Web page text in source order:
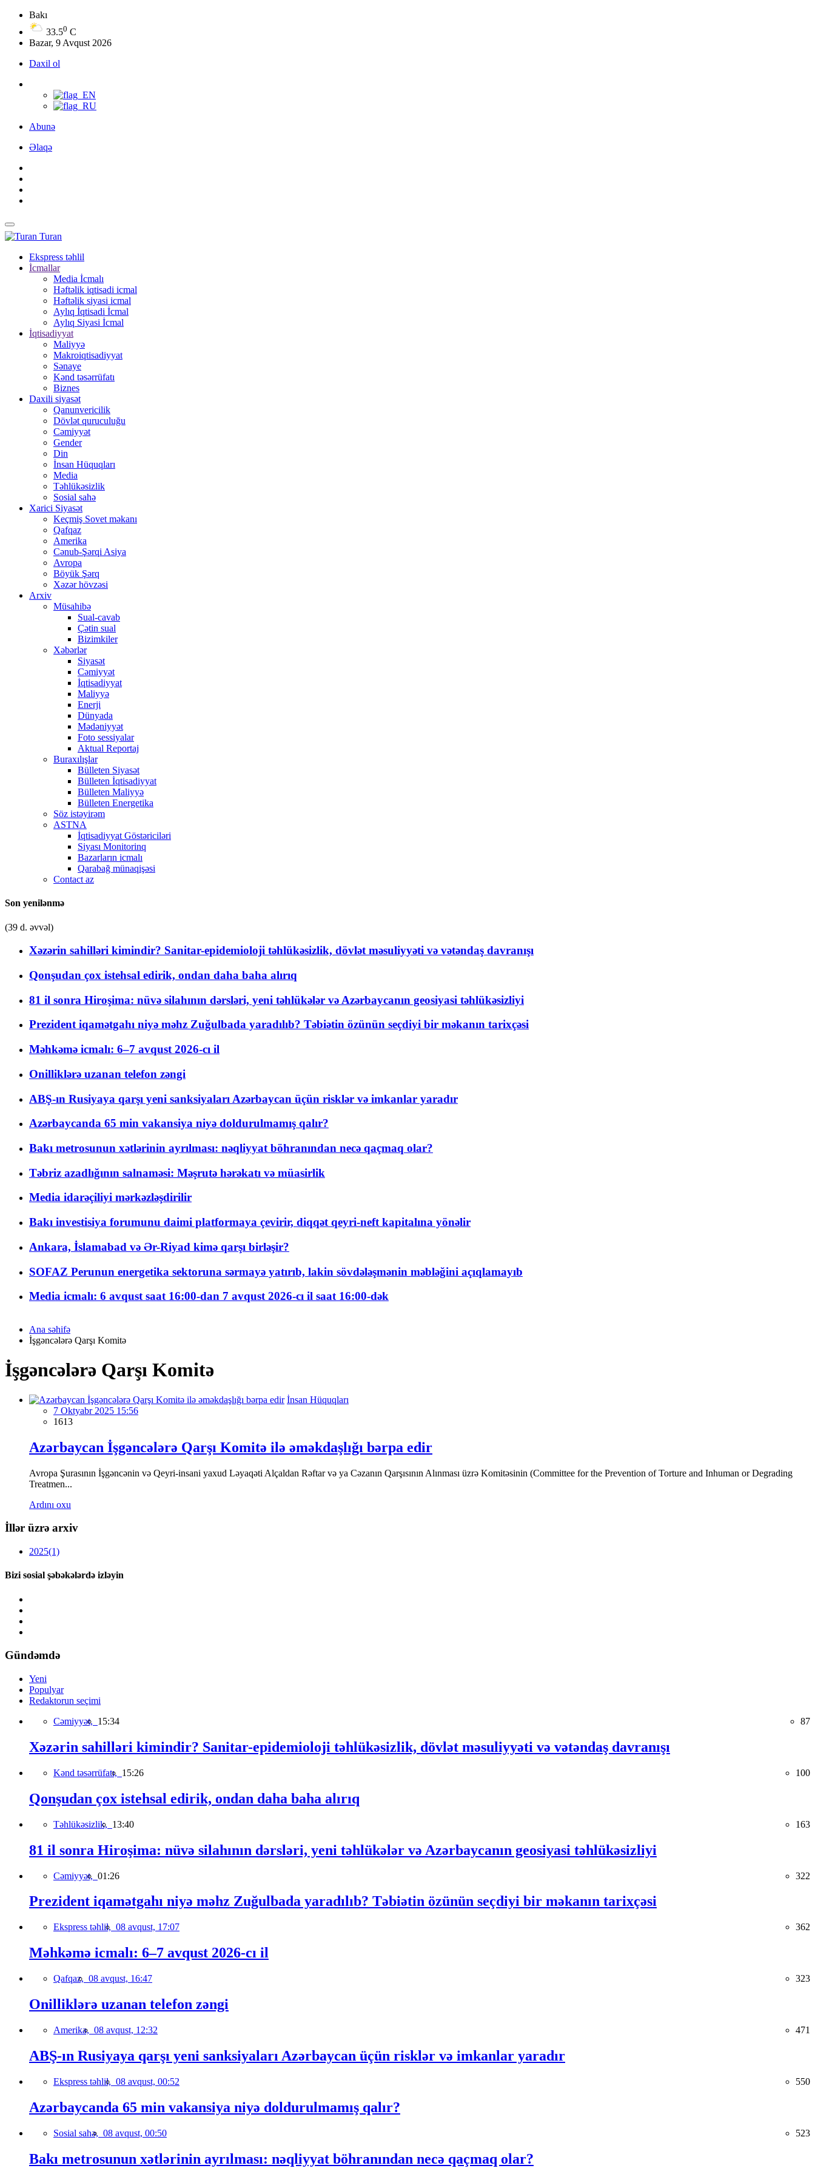
Bakı
33.50 C
Bazar, 9 Avqust 2026
Daxil ol
Abunə
Əlaqə
Turan
Ekspress təhlil
İcmallar
Media İcmalı
Həftəlik iqtisadi icmal
Həftəlik siyasi icmal
Aylıq İqtisadi İcmal
Aylıq Siyasi İcmal
İqtisadiyyat
Maliyyə
Makroiqtisadiyyat
Sənaye
Kənd təsərrüfatı
Biznes
Daxili siyasət
Qanunvericilik
Dövlət quruculuğu
Cəmiyyət
Gender
Din
İnsan Hüquqları
Media
Təhlükəsizlik
Sosial sahə
Xarici Siyasət
Keçmiş Sovet məkanı
Qafqaz
Amerika
Cənub-Şərqi Asiya
Avropa
Böyük Şərq
Xəzər hövzəsi
Arxiv
Müsahibə
Sual-cavab
Çətin sual
Bizimkiler
Xəbərlər
Siyasət
Cəmiyyət
İqtisadiyyat
Maliyyə
Enerji
Dünyada
Mədəniyyət
Foto sessiyalar
Aktual Reportaj
Buraxılışlar
Bülleten Siyasət
Bülleten İqtisadiyyat
Bülleten Maliyyə
Bülleten Energetika
Söz istəyirəm
ASTNA
İqtisadiyyat Göstəriciləri
Siyası Monitorinq
Bazarların icmalı
Qarabağ münaqişəsi
Contact az
Son yenilənmə
(39 d. əvvəl)
Xəzərin sahilləri kimindir? Sanitar-epidemioloji təhlükəsizlik, dövlət məsuliyyəti və vətəndaş davranışı
Qonşudan çox istehsal edirik, ondan daha baha alırıq
81 il sonra Hiroşima: nüvə silahının dərsləri, yeni təhlükələr və Azərbaycanın geosiyasi təhlükəsizliyi
Prezident iqamətgahı niyə məhz Zuğulbada yaradılıb? Təbiətin özünün seçdiyi bir məkanın tarixçəsi
Məhkəmə icmalı: 6–7 avqust 2026-cı il
Onilliklərə uzanan telefon zəngi
ABŞ-ın Rusiyaya qarşı yeni sanksiyaları Azərbaycan üçün risklər və imkanlar yaradır
Azərbaycanda 65 min vakansiya niyə doldurulmamış qalır?
Bakı metrosunun xətlərinin ayrılması: nəqliyyat böhranından necə qaçmaq olar?
Təbriz azadlığının salnaməsi: Məşrutə hərəkatı və müasirlik
Media idarəçiliyi mərkəzləşdirilir
Bakı investisiya forumunu daimi platformaya çevirir, diqqət qeyri-neft kapitalına yönəlir
Ankara, İslamabad və Ər-Riyad kimə qarşı birləşir?
SOFAZ Perunun energetika sektoruna sərmayə yatırıb, lakin sövdələşmənin məbləğini açıqlamayıb
Media icmalı: 6 avqust saat 16:00-dan 7 avqust 2026-cı il saat 16:00-dək
Ana səhifə
İşgəncələrə Qarşı Komitə
İşgəncələrə Qarşı Komitə
İnsan Hüquqları
7 Oktyabr 2025 15:56
1613
Azərbaycan İşgəncələrə Qarşı Komitə ilə əməkdaşlığı bərpa edir
Avropa Şurasının İşgəncənin və Qeyri-insani yaxud Ləyaqəti Alçaldan Rəftar və ya Cəzanın Qarşısının Alınması üzrə Komitəsinin (Committee for the Prevention of Torture and Inhuman or Degrading
Treatmen...
Ardını oxu
İllər üzrə arxiv
2025(1)
Bizi sosial şəbəkələrdə izləyin
Gündəmdə
Yeni
Populyar
Redaktorun seçimi
Cəmiyyət, 15:34 87
Xəzərin sahilləri kimindir? Sanitar-epidemioloji təhlükəsizlik, dövlət məsuliyyəti və vətəndaş davranışı
Kənd təsərrüfatı, 15:26 100
Qonşudan çox istehsal edirik, ondan daha baha alırıq
Təhlükəsizlik, 13:40 163
81 il sonra Hiroşima: nüvə silahının dərsləri, yeni təhlükələr və Azərbaycanın geosiyasi təhlükəsizliyi
Cəmiyyət, 01:26 322
Prezident iqamətgahı niyə məhz Zuğulbada yaradılıb? Təbiətin özünün seçdiyi bir məkanın tarixçəsi
Ekspress təhlil, 08 avqust, 17:07 362
Məhkəmə icmalı: 6–7 avqust 2026-cı il
Qafqaz, 08 avqust, 16:47 323
Onilliklərə uzanan telefon zəngi
Amerika, 08 avqust, 12:32 471
ABŞ-ın Rusiyaya qarşı yeni sanksiyaları Azərbaycan üçün risklər və imkanlar yaradır
Ekspress təhlil, 08 avqust, 00:52 550
Azərbaycanda 65 min vakansiya niyə doldurulmamış qalır?
Sosial sahə, 08 avqust, 00:50 523
Bakı metrosunun xətlərinin ayrılması: nəqliyyat böhranından necə qaçmaq olar?